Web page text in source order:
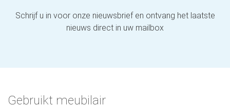
Schrijf u in voor onze nieuwsbrief en ontvang het laatste
nieuws direct in uw mailbox
Gebruikt meubilair